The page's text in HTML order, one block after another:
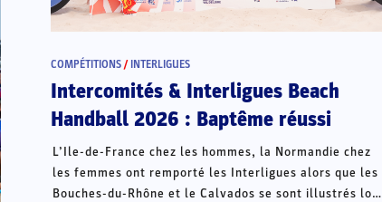
COMPÉTITIONS / INTERLIGUES
Intercomités & Interligues Beach
Handball 2026 : Baptême réussi
L’Ile-de-France chez les hommes, la Normandie chez
les femmes ont remporté les Interligues alors que les
Bouches-du-Rhône et le Calvados se sont illustrés lors